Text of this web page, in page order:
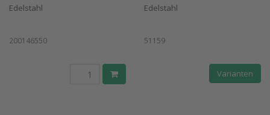
Edelstahl
200146550
Edelstahl
51159
Varianten